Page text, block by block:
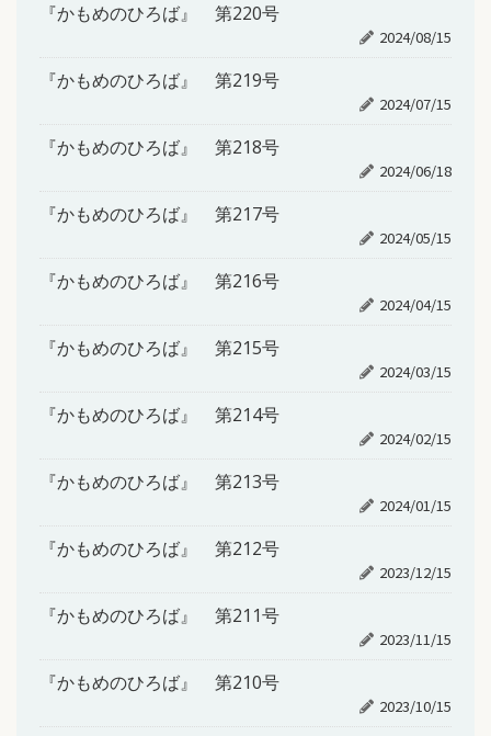
『かもめのひろば』 第220号
2024/08/15
『かもめのひろば』 第219号
2024/07/15
『かもめのひろば』 第218号
2024/06/18
『かもめのひろば』 第217号
2024/05/15
『かもめのひろば』 第216号
2024/04/15
『かもめのひろば』 第215号
2024/03/15
『かもめのひろば』 第214号
2024/02/15
『かもめのひろば』 第213号
2024/01/15
『かもめのひろば』 第212号
2023/12/15
『かもめのひろば』 第211号
2023/11/15
『かもめのひろば』 第210号
2023/10/15